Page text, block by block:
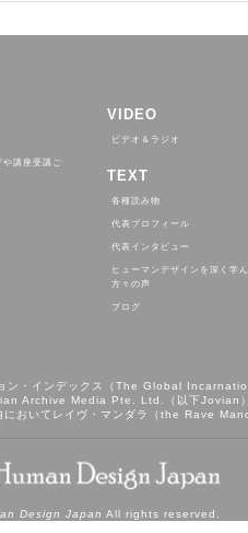
や講座受講ご
VIDEO
ビデオ＆ラジオ
TEXT
各種読み物
代表プロフィール
代表インタビュー
ヒューマンデザインを深く学
方々の声
ブログ
ン・インデックス（The Global
Archive Media Pte. Ltd.（以下Jovian
おいてレイヴ・マンダラ（the Rave
Design Japan All rights reserved.